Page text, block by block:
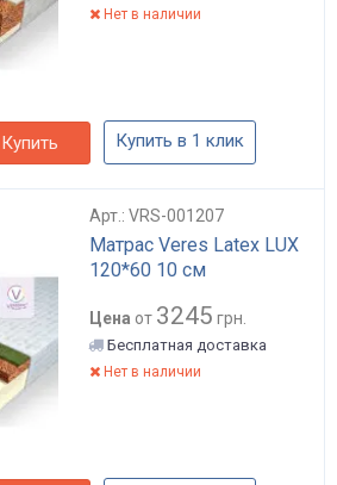
Нет в наличии
Купить Купить в 1 клик
Арт.: VRS-001207
Матрас Veres Latex LUX
120*60 10 см
Цена от 3245 грн.
Бесплатная доставка
Нет в наличии